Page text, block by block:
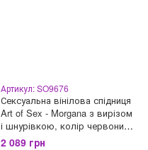
Артикул: SO9676
Сексуальна вінілова спідниця
Art of Sex - Morgana з вирізом
і шнурівкою, колір червоний,
розмір L
2 089 грн